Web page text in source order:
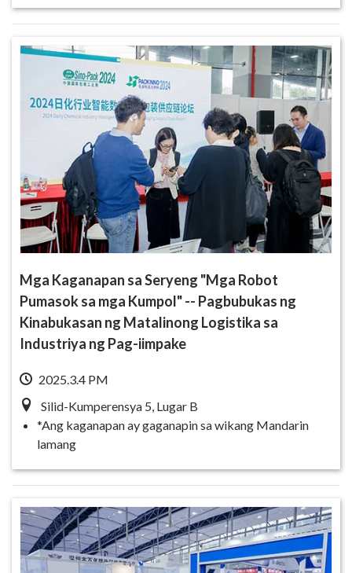
Mga Kaganapan sa Seryeng "Mga Robot
Pumasok sa mga Kumpol" -- Pagbubukas ng
Kinabukasan ng Matalinong Logistika sa
Industriya ng Pag-iimpake
2025.3.4 PM
Silid-Kumperensya 5, Lugar B
*Ang kaganapan ay gaganapin sa wikang Mandarin
lamang